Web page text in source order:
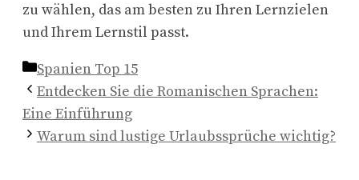
zu wählen, das am besten zu Ihren Lernzielen
und Ihrem Lernstil passt.
Kategorien
Spanien Top 15
Entdecken Sie die Romanischen Sprachen:
Eine Einführung
Warum sind lustige Urlaubssprüche wichtig?